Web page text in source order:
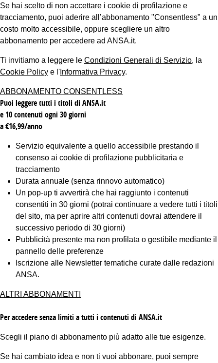
Se hai scelto di non accettare i cookie di profilazione e
tracciamento, puoi aderire all’abbonamento "Consentless" a un
costo molto accessibile, oppure scegliere un altro
abbonamento per accedere ad ANSA.it.
Ti invitiamo a leggere le Condizioni Generali di Servizio, la
Cookie Policy e l' Informativa Privacy.
ABBONAMENTO CONSENTLESS
Puoi leggere tutti i titoli di ANSA.it
e 10 contenuti ogni 30 giorni
a €16,99/anno
Servizio equivalente a quello accessibile prestando il
consenso ai cookie di profilazione pubblicitaria e
tracciamento
Durata annuale (senza rinnovo automatico)
Un pop-up ti avvertirà che hai raggiunto i contenuti
consentiti in 30 giorni (potrai continuare a vedere tutti i titoli
del sito, ma per aprire altri contenuti dovrai attendere il
successivo periodo di 30 giorni)
Pubblicità presente ma non profilata o gestibile mediante il
pannello delle preferenze
Iscrizione alle Newsletter tematiche curate dalle redazioni
ANSA.
ALTRI ABBONAMENTI
Per accedere senza limiti a tutti i contenuti di ANSA.it
Scegli il piano di abbonamento più adatto alle tue esigenze.
Se hai cambiato idea e non ti vuoi abbonare, puoi sempre